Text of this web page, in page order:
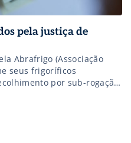
pela justiça de
Abrafrigo (Associação
seus frigoríficos
por sub-rogação